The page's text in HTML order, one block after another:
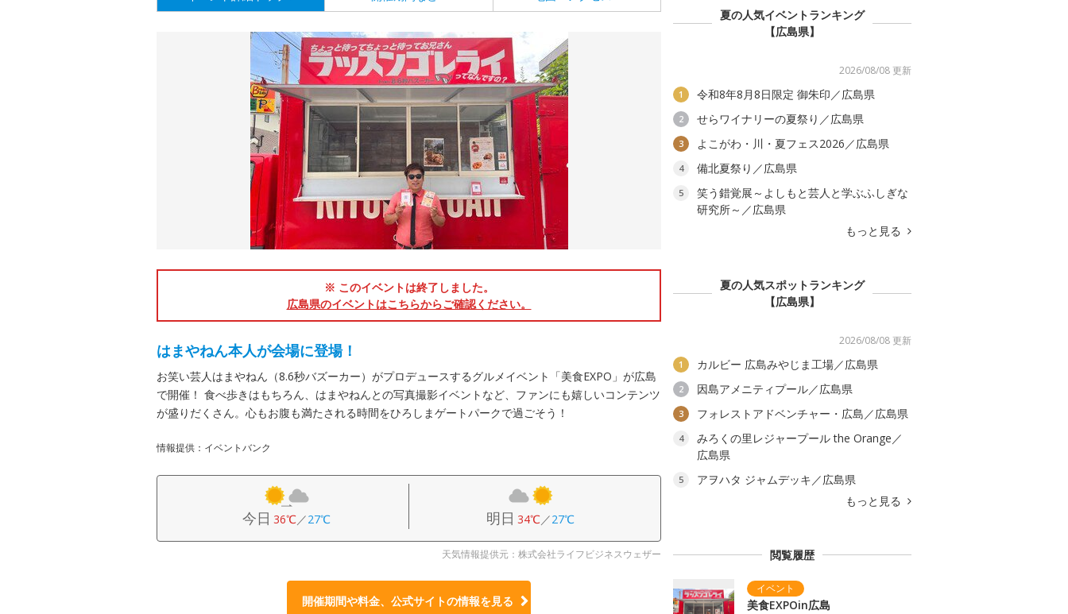
※ このイベントは終了しました。
広島県のイベントはこちらからご確認ください。
はまやねん本人が会場に登場！
お笑い芸人はまやねん（8.6秒バズーカー）がプロデュースするグルメイベント「美食EXPO」が広島
で開催！ 食べ歩きはもちろん、はまやねんとの写真撮影イベントなど、ファンにも嬉しいコンテンツ
が盛りだくさん。心もお腹も満たされる時間をひろしまゲートパークで過ごそう！
情報提供：イベントバンク
今日 36℃／27℃ 明日 34℃／27℃
天気情報提供元：株式会社ライフビジネスウェザー
開催期間や料金、公式サイトの情報を見る
夏の人気イベントランキング
【広島県】
2026/08/08 更新
1 令和8年8月8日限定 御朱印／広島県
2 せらワイナリーの夏祭り／広島県
3 よこがわ・川・夏フェス2026／広島県
4 備北夏祭り／広島県
5
笑う錯覚展～よしもと芸人と学ぶふしぎな
研究所～／広島県
もっと見る
夏の人気スポットランキング
【広島県】
2026/08/08 更新
1 カルビー 広島みやじま工場／広島県
2 因島アメニティプール／広島県
3 フォレストアドベンチャー・広島／広島県
4
みろくの里レジャープール the Orange／
広島県
5
アヲハタ ジャムデッキ／広島県
もっと見る
閲覧履歴
美食EXPOin広島